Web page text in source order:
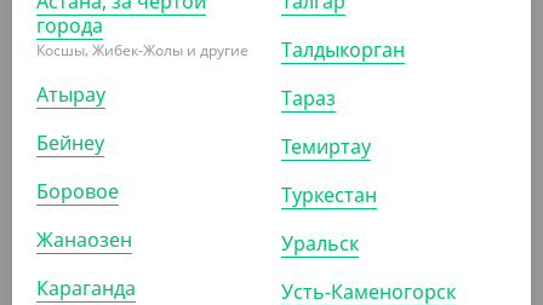
(66.16 ₸
города
Косшы, Жибек-Жолы и другие
Атырау
Бейнеу
Боровое
Жанаозен
Караганда
Талдыкорган
Тараз
Темиртау
Туркестан
Уральск
Усть-Каменогорск